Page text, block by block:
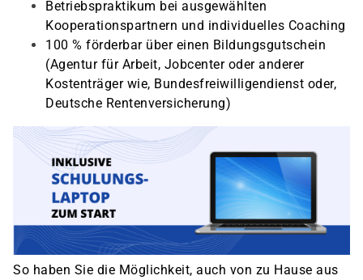
Betriebspraktikum bei ausgewählten
Kooperationspartnern und individuelles Coaching
100 % förderbar über einen Bildungsgutschein
(Agentur für Arbeit, Jobcenter oder anderer
Kostenträger wie, Bundesfreiwilligendienst oder,
Deutsche Rentenversicherung)
So haben Sie die Möglichkeit, auch von zu Hause aus